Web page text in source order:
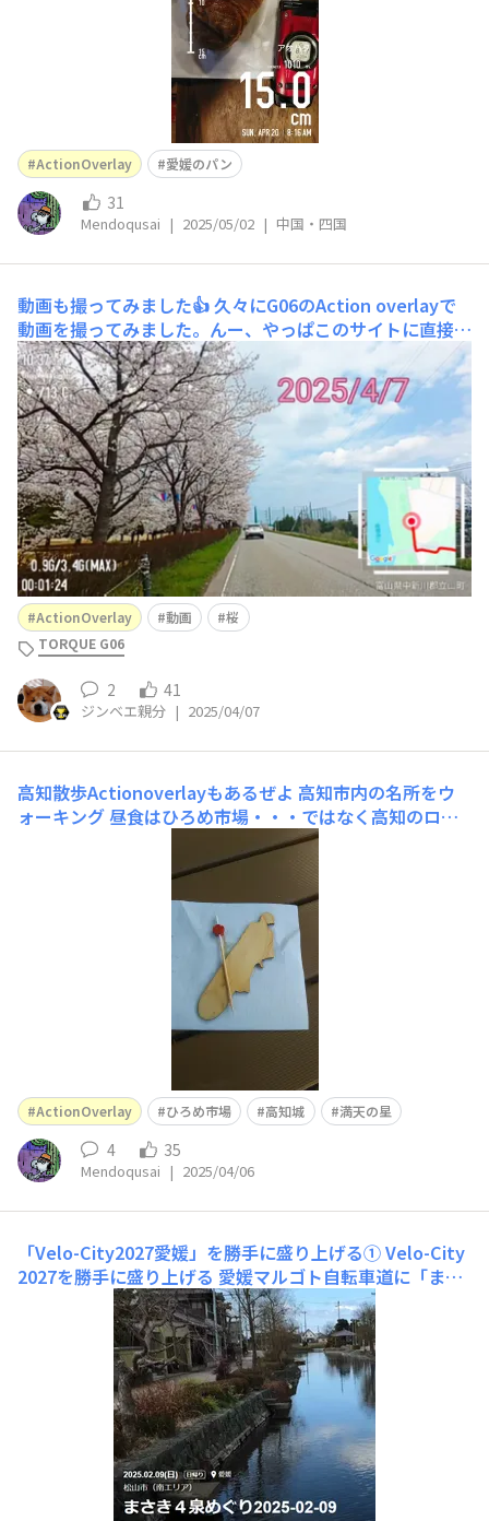
ActionOverlay 愛媛のパン
31
Mendoqusai | 2025/05/02 | 中国・四国
動画も撮ってみました👍️久々にG06のAction overlayで
動画を撮ってみました。んー、やっぱこのサイトに直接動
画をアップできるようにして欲しいな～いちいち自分のチ
ャンネルにアップしてからでないとここに貼れないのはち
ょっと面倒です(^-^*) また、動画も編集ついでに露出と
彩度を少し上げてます。
ActionOverlay 動画
桜
TORQUE G06
2 41
ジンベエ親分 | 2025/04/07
高知散歩Actionoverlayもあるぜよ 高知市内の名所をウ
ォーキング 昼食はひろめ市場・・・ではなく高知のロー
カル喫茶メフィストフェレス（予想してたけどひろめ市場
は人が多すぎるので）そのあとはアーケード街ではなく1
本となりの「おびさんロード商店街」を通ってはりまや橋
＆ダイヤモンドクロスへ 思ったよりも時間が
ActionOverlay ひろめ市場 高知城 満天の星
4 35
Mendoqusai | 2025/04/06
「Velo-City2027愛媛」を勝手に盛り上げる①Velo-City
2027を勝手に盛り上げる 愛媛マルゴト自転車道に「まさ
き泉めぐり」コースがあるのですがこれはいろいろめぐり
ます。 僕の提案はあと２つ追加して泉のみを巡るコース
です。（最後は食事を含んでますが） Velo-City2027の
会場「愛媛県武道